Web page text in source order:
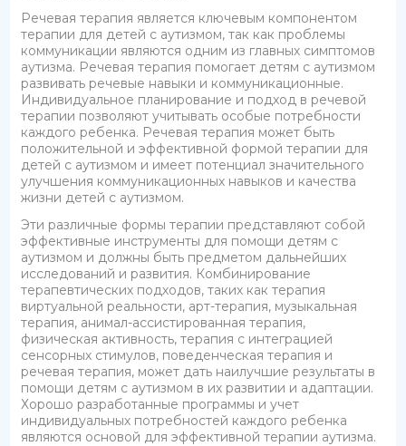
Речевая терапия является ключевым компонентом
терапии для детей с аутизмом, так как проблемы
коммуникации являются одним из главных симптомов
аутизма. Речевая терапия помогает детям с аутизмом
развивать речевые навыки и коммуникационные.
Индивидуальное планирование и подход в речевой
терапии позволяют учитывать особые потребности
каждого ребенка. Речевая терапия может быть
положительной и эффективной формой терапии для
детей с аутизмом и имеет потенциал значительного
улучшения коммуникационных навыков и качества
жизни детей с аутизмом.
Эти различные формы терапии представляют собой
эффективные инструменты для помощи детям с
аутизмом и должны быть предметом дальнейших
исследований и развития. Комбинирование
терапевтических подходов, таких как терапия
виртуальной реальности, арт-терапия, музыкальная
терапия, анимал-ассистированная терапия,
физическая активность, терапия с интеграцией
сенсорных стимулов, поведенческая терапия и
речевая терапия, может дать наилучшие результаты в
помощи детям с аутизмом в их развитии и адаптации.
Хорошо разработанные программы и учет
индивидуальных потребностей каждого ребенка
являются основой для эффективной терапии аутизма.